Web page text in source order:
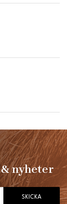
nyheter
SKICKA